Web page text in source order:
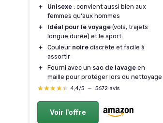
＋
Unisexe : convient aussi bien aux
femmes qu'aux hommes
＋
Idéal pour le voyage (vols, trajets
longue durée) et le sport
＋
Couleur noire discrète et facile à
assortir
＋
Fourni avec un sac de lavage en
maille pour protéger lors du nettoyage
★★★★★
★★★★★ 4,4/5 — 5672 avis
Voir l'offre